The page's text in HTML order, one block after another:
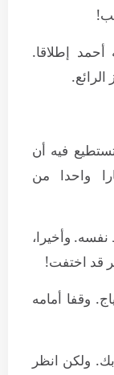
إطلاقا.
فيه أن
واحدا من
وأخيرا،
قد اختفت!
وقفا أمامه
ولكن انظر